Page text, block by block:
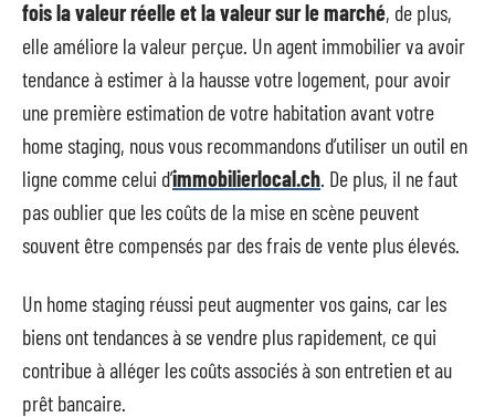
fois la valeur réelle et la valeur sur le marché, de plus,
elle améliore la valeur perçue. Un agent immobilier va avoir
tendance à estimer à la hausse votre logement, pour avoir
une première estimation de votre habitation avant votre
home staging, nous vous recommandons d’utiliser un outil en
ligne comme celui d’immobilierlocal.ch. De plus, il ne faut
pas oublier que les coûts de la mise en scène peuvent
souvent être compensés par des frais de vente plus élevés.
Un home staging réussi peut augmenter vos gains, car les
biens ont tendances à se vendre plus rapidement, ce qui
contribue à alléger les coûts associés à son entretien et au
prêt bancaire.